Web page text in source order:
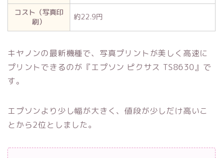
コスト（写真印
刷）
約22.9円
キヤノンの最新機種で、写真プリントが美しく高速に
プリントできるのが『エプソン ピクサス TS8630』で
す。
エプソンより少し幅が大きく、値段が少しだけ高いこ
とから2位としました。